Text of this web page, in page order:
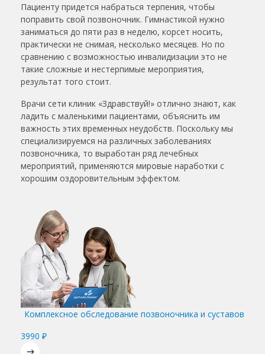
Пациенту придется набраться терпения, чтобы
поправить свой позвоночник. Гимнастикой нужно
заниматься до пяти раз в неделю, корсет носить,
практически не снимая, несколько месяцев. Но по
сравнению с возможностью инвалидизации это не
такие сложные и нестерпимые мероприятия,
результат того стоит.
Врачи сети клиник «Здравствуй!» отлично знают, как
ладить с маленькими пациентами, объяснить им
важность этих временных неудобств. Поскольку мы
специализируемся на различных заболеваниях
позвоночника, то выработан ряд лечебных
мероприятий, применяются мировые наработки с
хорошим оздоровительным эффектом.
Комплексное обследование позвоночника и суставов
3990 ₽